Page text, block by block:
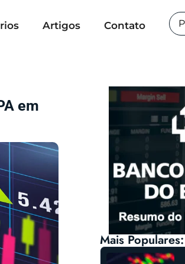
Artigos Contato
em
Mais Populares: